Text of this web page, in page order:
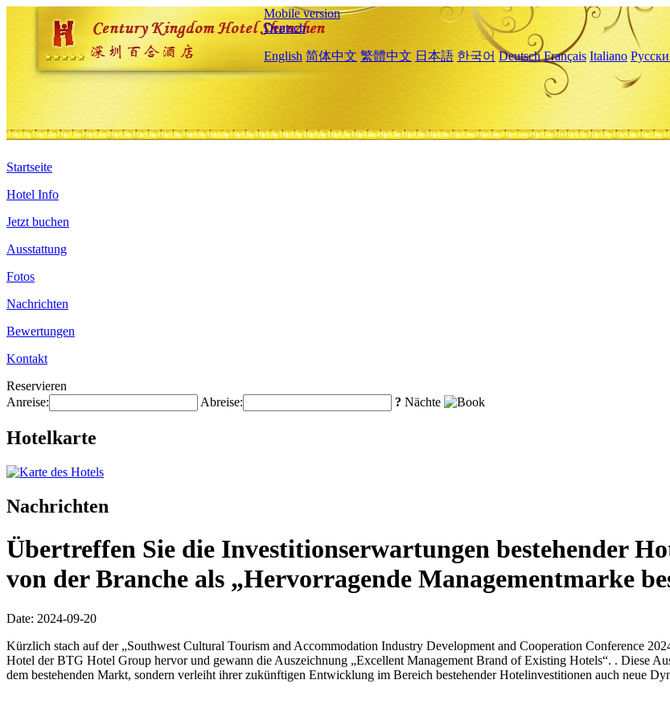
Mobile version
Deutsch
English 简体中文 繁體中文 日本語 한국어 Deutsch Français Italiano
Startseite
Hotel Info
Jetzt buchen
Ausstattung
Fotos
Nachrichten
Bewertungen
Kontakt
Reservieren
Anreise:
Abreise: ? Nächte
Hotelkarte
Nachrichten
Übertreffen Sie die Investitionserwartungen bestehender
von der Branche als „Hervorragende Managementmarke
Date: 2024-09-20
Kürzlich stach auf der „Southwest Cultural Tourism and Accommodation Industry Development and Cooperation Conference
Hotel der BTG Hotel Group hervor und gewann die Auszeichnung „Excellent Management Brand of Existing Hotels“. . Diese
dem bestehenden Markt, sondern verleiht ihrer zukünftigen Entwicklung im Bereich bestehender Hotelinvestitionen auch neue